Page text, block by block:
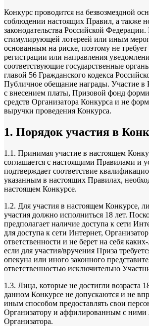
Конкурс проводится на безвозмездной
соблюдении настоящих Правил, а также
законодательства Российской Федерации.
стимулирующей лотереей или иным
основанным на риске, поэтому не требует
регистрации или направления
соответствующие государственные
главой 56 Гражданского кодекса
Публичное обещание награды. Участие в
с внесением платы, Призовой фонд
средств Организатора Конкурса и не
выручки проведения Конкурса.
1. Порядок участия в
1.1. Принимая участие в настоящем
соглашается с настоящими Правилами и
подтверждает соответствие
указанным в настоящих Правилах,
настоящем Конкурсе.
1.2. Для участия в настоящем Конкурсе,
участия должно исполниться 18 лет.
предполагает наличие доступа к сети
для доступа к сети Интернет,
ответственности и не берет на себя
если для участия/вручения Приза
опекуна или иного законного
ответственностью исключительно
1.3. Лица, которые не достигли возраста
данном Конкурсе не допускаются и не
иным способом предоставлять свои
Организатору и аффилированным с ними
Организатора.